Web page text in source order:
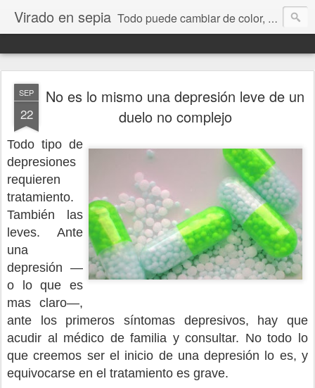
Virado en sepia Todo puede cambiar de color, depende de nosotros y de nuestra capacidad para aprender a mirar. Hablamos de sociedad, economía, empresa, política, RRHH, formación. De Historia reciente, de educación y de temas sociales.
SEP
22
No es lo mismo una depresión leve de un
duelo no complejo
Todo tipo de
depresiones
requieren
tratamiento.
También las
leves. Ante
una
depresión —
o lo que es
mas claro—,
ante los primeros síntomas depresivos, hay que
acudir al médico de familia y consultar. No todo lo
que creemos ser el inicio de una depresión lo es, y
equivocarse en el tratamiento es grave.